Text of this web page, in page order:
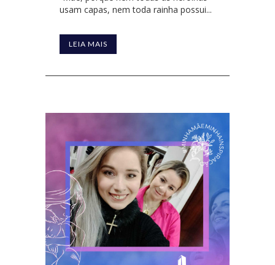
usam capas, nem toda rainha possui...
LEIA MAIS